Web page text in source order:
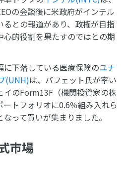
の会談後に米政府がインテル
との報道があり、政権が目指
的役割を果たすのではとの期
に下落している医療保険のユナ
(UNH)は、バフェット氏が率い
イのForm13F（機関投資家の株
トフォリオに0.6％組み入れら
って買いが集まりました。
市場